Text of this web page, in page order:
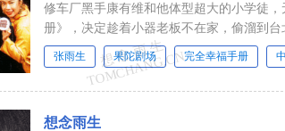
修车厂黑手康有维和他体型超大的小学徒
册》，决定趁着小器老板不在家，偷溜到台
张雨生 果陀剧场 完全幸福手册
想念雨生